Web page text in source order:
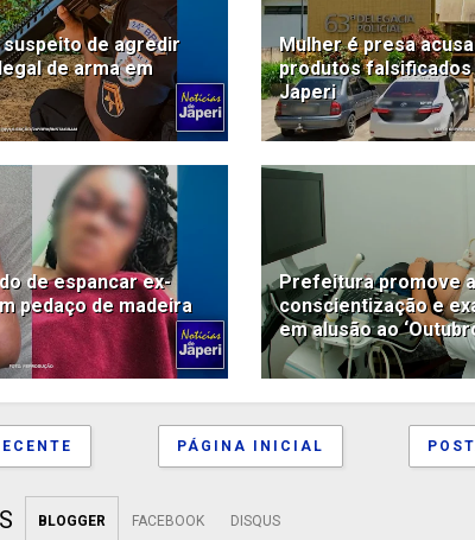
suspeito de agredir
de arma em
Mulher é presa
produtos falsificados
Japeri
de espancar ex-
pedaço de madeira
Prefeitura promove
conscientização e
em alusão ao
PÁGINA INICIAL
BLOGGER FACEBOOK DISQUS